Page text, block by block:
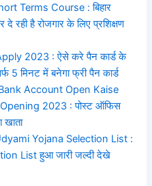
Terms Course : बिहार
रही है रोजगार के लिए प्रशिक्षण
2023 : ऐसे करे पैन कार्ड के
5 मिनट में बनेगा फ्री पैन कार्ड
Account Open Kaise
2023 : पोस्ट ऑफिस
Yojana Selection List :
List हुआ जारी जल्दी देखे